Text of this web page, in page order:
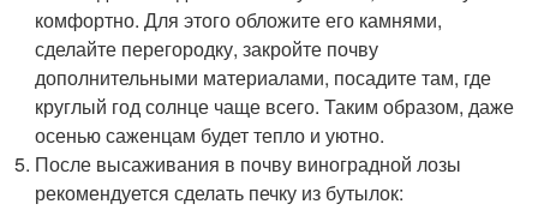
комфортно. Для этого обложите его камнями,
сделайте перегородку, закройте почву
дополнительными материалами, посадите там, где
круглый год солнце чаще всего. Таким образом, даже
осенью саженцам будет тепло и уютно.
После высаживания в почву виноградной лозы
рекомендуется сделать печку из бутылок: